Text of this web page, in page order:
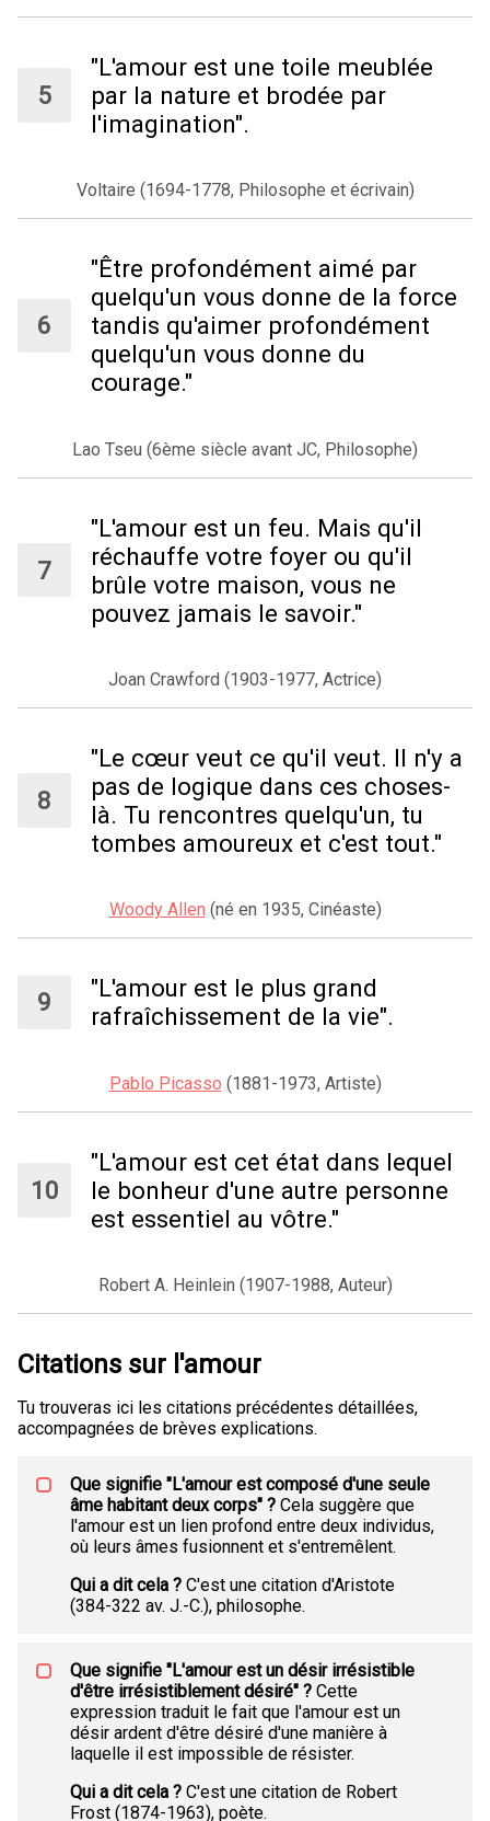
"L'amour est une toile meublée
par la nature et brodée par
l'imagination".
Voltaire (1694-1778, Philosophe et écrivain)
"Être profondément aimé par
quelqu'un vous donne de la force
tandis qu'aimer profondément
quelqu'un vous donne du
courage."
Lao Tseu (6ème siècle avant JC, Philosophe)
"L'amour est un feu. Mais qu'il
réchauffe votre foyer ou qu'il
brûle votre maison, vous ne
pouvez jamais le savoir."
Joan Crawford (1903-1977, Actrice)
"Le cœur veut ce qu'il veut. Il n'y a
pas de logique dans ces choses-
là. Tu rencontres quelqu'un, tu
tombes amoureux et c'est tout."
Woody Allen (né en 1935, Cinéaste)
"L'amour est le plus grand
rafraîchissement de la vie".
Pablo Picasso (1881-1973, Artiste)
"L'amour est cet état dans lequel
le bonheur d'une autre personne
est essentiel au vôtre."
Robert A. Heinlein (1907-1988, Auteur)
Citations sur l'amour
Tu trouveras ici les citations précédentes détaillées,
accompagnées de brèves explications.
Que signifie "L'amour est composé d'une seule
âme habitant deux corps" ? Cela suggère que
l'amour est un lien profond entre deux individus,
où leurs âmes fusionnent et s'entremêlent.
Qui a dit cela ? C'est une citation d'Aristote
(384-322 av. J.-C.), philosophe.
Que signifie "L'amour est un désir irrésistible
d'être irrésistiblement désiré" ? Cette
expression traduit le fait que l'amour est un
désir ardent d'être désiré d'une manière à
laquelle il est impossible de résister.
Qui a dit cela ? C'est une citation de Robert
Frost (1874-1963), poète.